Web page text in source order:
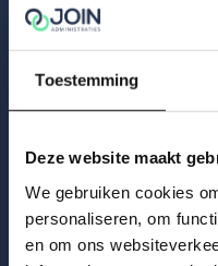
Toestemming
Deze website maakt
We gebruiken cookies
personaliseren, om
en om ons
U mag de loonbelasting/
Zorgverzekeringswet
de werkgeversheffing
ontvangt, kunt u dit doen
eerstvolgende
Niet verhalen op de